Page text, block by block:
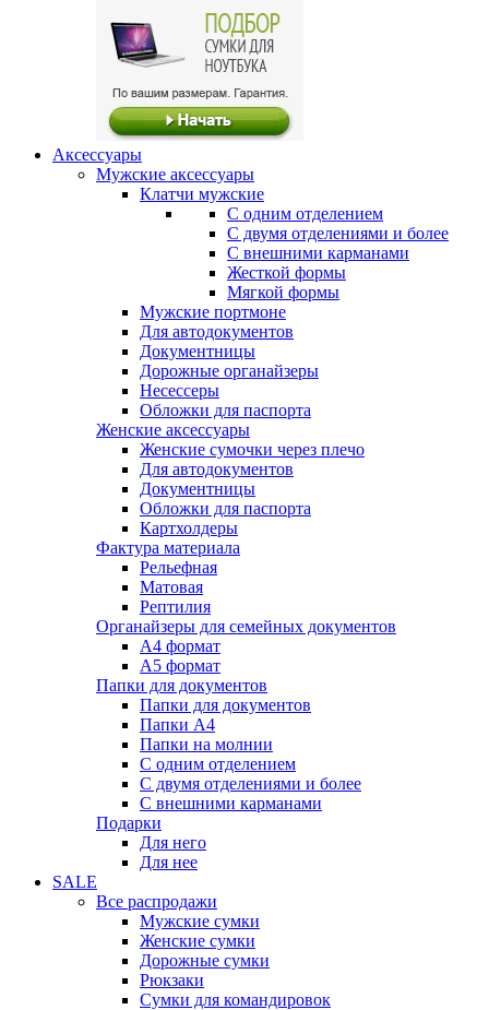
Аксессуары
Мужские аксессуары
Клатчи мужские
С одним отделением
С двумя отделениями и более
С внешними карманами
Жесткой формы
Мягкой формы
Мужские портмоне
Для автодокументов
Документницы
Дорожные органайзеры
Несессеры
Обложки для паспорта
Женские аксессуары
Женские сумочки через плечо
Для автодокументов
Документницы
Обложки для паспорта
Картхолдеры
Фактура материала
Рельефная
Матовая
Рептилия
Органайзеры для семейных документов
А4 формат
А5 формат
Папки для документов
Папки для документов
Папки А4
Папки на молнии
С одним отделением
С двумя отделениями и более
С внешними карманами
Подарки
Для него
Для нее
SALE
Все распродажи
Мужские сумки
Женские сумки
Дорожные сумки
Рюкзаки
Сумки для командировок